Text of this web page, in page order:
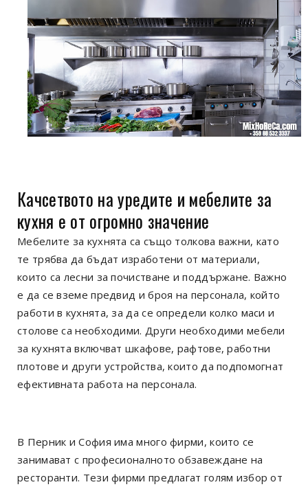
Качсетвото на уредите и мебелите за
кухня е от огромно значение
Мебелите за кухнята са също толкова важни, като
те трябва да бъдат изработени от материали,
които са лесни за почистване и поддържане. Важно
е да се вземе предвид и броя на персонала, който
работи в кухнята, за да се определи колко маси и
столове са необходими. Други необходими мебели
за кухнята включват шкафове, рафтове, работни
плотове и други устройства, които да подпомогнат
ефективната работа на персонала.
В Перник и София има много фирми, които се
занимават с професионалното обзавеждане на
ресторанти. Тези фирми предлагат голям избор от